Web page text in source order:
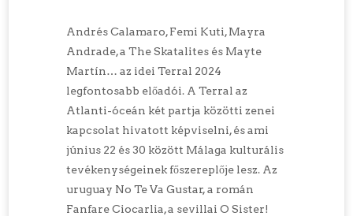
Andrés Calamaro, Femi Kuti, Mayra
Andrade, a The Skatalites és Mayte
Martín… az idei Terral 2024
legfontosabb előadói. A Terral az
Atlanti-óceán két partja közötti zenei
kapcsolat hivatott képviselni, és ami
június 22 és 30 között Málaga kulturális
tevékenységeinek főszereplője lesz. Az
uruguay No Te Va Gustar, a román
Fanfare Ciocarlia, a sevillai O Sister!